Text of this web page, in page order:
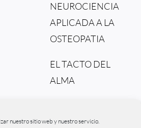
nuestro sitio web y nuestro servicio.
NEUROCIENCIA
APLICADA A LA
OSTEOPATIA
EL TACTO DEL
ALMA
FLUIDO